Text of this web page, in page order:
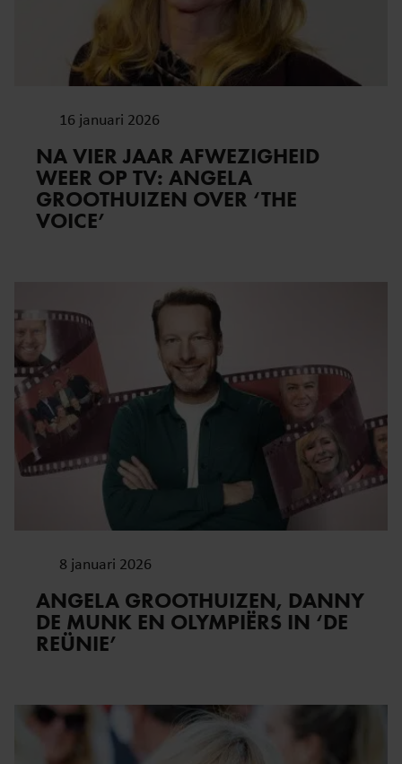
verzameld op basis van uw gebruik van hun services. U
gebruiken.
16 januari 2026
NA VIER JAAR AFWEZIGHEID
WEER OP TV: ANGELA
GROOTHUIZEN OVER ‘THE
VOICE’
8 januari 2026
ANGELA GROOTHUIZEN, DANNY
DE MUNK EN OLYMPIËRS IN ‘DE
REÜNIE’